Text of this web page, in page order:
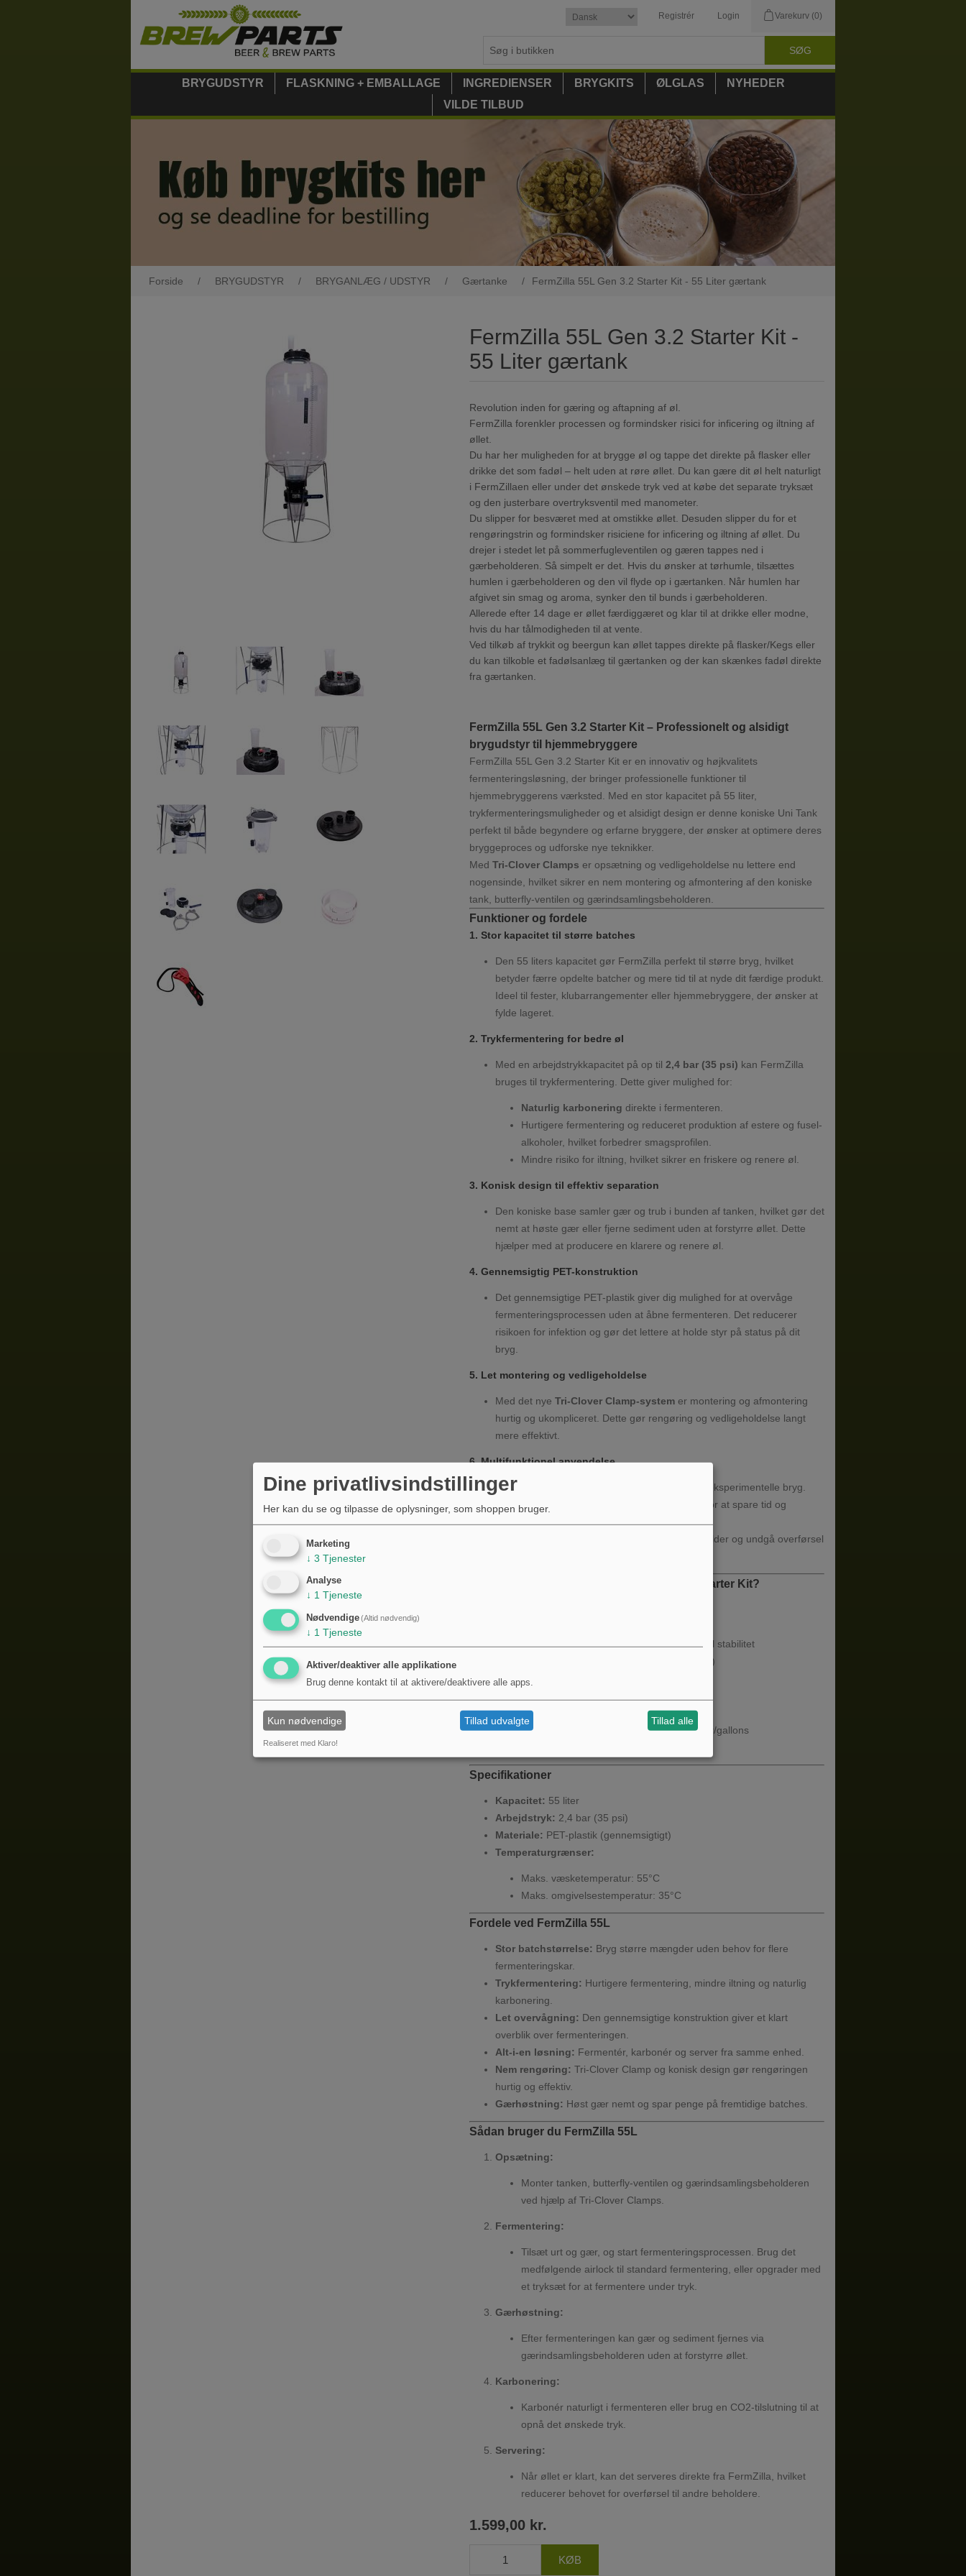
Registrér Login Varekurv (0)
BRYGUDSTYR FLASKNING + EMBALLAGE INGREDIENSER BRYGKITS ØLGLAS
NYHEDER
VILDE TILBUD
Forside / BRYGUDSTYR / BRYGANLÆG / UDSTYR / Gærtanke / FermZilla 55L Gen 3.2 Starter Kit - 55 Liter gærtank
FermZilla 55L Gen 3.2 Starter Kit -
55 Liter gærtank
Revolution inden for gæring og aftapning af øl.
FermZilla forenkler processen og formindsker risici for inficering og iltning af
øllet.
Du har her muligheden for at brygge øl og tappe det direkte på flasker eller
drikke det som fadøl – helt uden at røre øllet. Du kan gære dit øl helt naturligt
i FermZillaen eller under det ønskede tryk ved at købe det separate tryksæt
og den justerbare overtryksventil med manometer.
Du slipper for besværet med at omstikke øllet. Desuden slipper du for et
rengøringstrin og formindsker risiciene for inficering og iltning af øllet. Du
drejer i stedet let på sommerfugleventilen og gæren tappes ned i
gærbeholderen. Så simpelt er det. Hvis du ønsker at tørhumle, tilsættes
humlen i gærbeholderen og den vil flyde op i gærtanken. Når humlen har
afgivet sin smag og aroma, synker den til bunds i gærbeholderen.
Allerede efter 14 dage er øllet færdiggæret og klar til at drikke eller modne,
hvis du har tålmodigheden til at vente.
Ved tilkøb af trykkit og beergun kan øllet tappes direkte på flasker/Kegs eller
du kan tilkoble et fadølsanlæg til gærtanken og der kan skænkes fadøl direkte
fra gærtanken.
FermZilla 55L Gen 3.2 Starter Kit – Professionelt og alsidigt
brygudstyr til hjemmebryggere
FermZilla 55L Gen 3.2 Starter Kit er en innovativ og højkvalitets
fermenteringsløsning, der bringer professionelle funktioner til
hjemmebryggerens værksted. Med en stor kapacitet på 55 liter,
trykfermenteringsmuligheder og et alsidigt design er denne koniske Uni Tank
perfekt til både begyndere og erfarne bryggere, der ønsker at optimere deres
bryggeproces og udforske nye teknikker.
Med Tri-Clover Clamps er opsætning og vedligeholdelse nu lettere end
nogensinde, hvilket sikrer en nem montering og afmontering af den koniske
tank, butterfly-ventilen og gærindsamlingsbeholderen.
Funktioner og fordele
1. Stor kapacitet til større batches
Den 55 liters kapacitet gør FermZilla perfekt til større bryg, hvilket
betyder færre opdelte batcher og mere tid til at nyde dit færdige produkt.
Ideel til fester, klubarrangementer eller hjemmebryggere, der ønsker at
fylde lageret.
2. Trykfermentering for bedre øl
Med en arbejdstrykkapacitet på op til 2,4 bar (35 psi) kan FermZilla
bruges til trykfermentering. Dette giver mulighed for:
Naturlig karbonering direkte i fermenteren.
Hurtigere fermentering og reduceret produktion af estere og fusel-
alkoholer, hvilket forbedrer smagsprofilen.
Mindre risiko for iltning, hvilket sikrer en friskere og renere øl.
3. Konisk design til effektiv separation
Den koniske base samler gær og trub i bunden af tanken, hvilket gør det
nemt at høste gær eller fjerne sediment uden at forstyrre øllet. Dette
hjælper med at producere en klarere og renere øl.
4. Gennemsigtig PET-konstruktion
Det gennemsigtige PET-plastik giver dig mulighed for at overvåge
fermenteringsprocessen uden at åbne fermenteren. Det reducerer
risikoen for infektion og gør det lettere at holde styr på status på dit
bryg.
5. Let montering og vedligeholdelse
Med det nye Tri-Clover Clamp-system er montering og afmontering
hurtig og ukompliceret. Dette gør rengøring og vedligeholdelse langt
mere effektivt.
6. Multifunktionel anvendelse
Fermentering:
Perfekt til både ales, lagers og eksperimentelle bryg.
Karbonering:
Karboner direkte i fermenteren for at spare tid og
reducere behovet for ekstra udstyr.
Brug FermZilla som serveringsbeholder og undgå overførsel
Hvad er inkluderet i FermZilla 55L Gen 3.2 Starter Kit?
Reinforced stainless steel framefor maksimal stabilitet
(2,4 bar/35 psi)
60 ml gærindsamlingsbeholder
Rustfrit stål håndtag
for nem transport
Klæbende termometer
og niveauindikator i liter/gallons
Specifikationer
Kapacitet: 55 liter
Arbejdstryk: 2,4 bar (35 psi)
Materiale: PET-plastik (gennemsigtigt)
Temperaturgrænser:
Maks. væsketemperatur: 55°C
Maks. omgivelsestemperatur: 35°C
Fordele ved FermZilla 55L
Stor batchstørrelse: Bryg større mængder uden behov for flere
fermenteringskar.
Trykfermentering: Hurtigere fermentering, mindre iltning og naturlig
karbonering.
Let overvågning: Den gennemsigtige konstruktion giver et klart
overblik over fermenteringen.
Alt-i-en løsning: Fermentér, karbonér og server fra samme enhed.
Nem rengøring: Tri-Clover Clamp og konisk design gør rengøringen
hurtig og effektiv.
Gærhøstning: Høst gær nemt og spar penge på fremtidige batches.
Sådan bruger du FermZilla 55L
Opsætning:
Monter tanken, butterfly-ventilen og gærindsamlingsbeholderen
ved hjælp af Tri-Clover Clamps.
Fermentering:
Tilsæt urt og gær, og start fermenteringsprocessen. Brug det
medfølgende airlock til standard fermentering, eller opgrader med
et tryksæt for at fermentere under tryk.
Gærhøstning:
Efter fermenteringen kan gær og sediment fjernes via
gærindsamlingsbeholderen uden at forstyrre øllet.
Karbonering:
Karbonér naturligt i fermenteren eller brug en CO2-tilslutning til at
opnå det ønskede tryk.
Servering:
Når øllet er klart, kan det serveres direkte fra FermZilla, hvilket
reducerer behovet for overførsel til andre beholdere.
1.599,00 kr.
Dine privatlivsindstillinger
Her kan du se og tilpasse de oplysninger, som shoppen bruger.
Marketing
↓ 3 Tjenester
Analyse
↓ 1 Tjeneste
Nødvendige(Altid nødvendig)
↓ 1 Tjeneste
Aktiver/deaktiver alle applikatione
Brug denne kontakt til at aktivere/deaktivere alle apps.
Kun nødvendige Tillad udvalgte Tillad alle
Realiseret med Klaro!